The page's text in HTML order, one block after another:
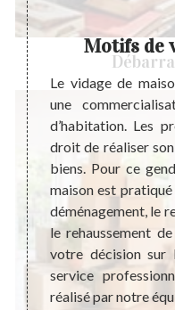
côté
qui
des
à
le
Motifs de
Le vidage de
une
d’habitation. Les
droit de réaliser
biens. Pour ce
maison est
déménagement, le
le rehaussement
votre décision sur
service
réalisé par notre